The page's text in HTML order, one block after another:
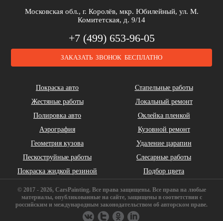
Daihatsu Dodge
Ferrari
Московская обл., г. Королёв, мкр. Юбилейный, ул. М.
Комитетская, д. 9/14
+7 (499) 653-96-05
ЗАКАЗАТЬ ЗВОНОК БЕСПЛАТНО
Покраска авто
Стапельные работы
Жестяные работы
Локальный ремонт
Полировка авто
Оклейка пленкой
Аэрография
Кузовной ремонт
Геометрия кузова
Удаление царапин
Пескоструйные работы
Слесарные работы
Покраска жидкой резиной
Подбор цвета
© 2017 - 2026, CarsPainting. Все права защищены. Все права на любые
материалы, опубликованные на сайте, защищены в соответствии с
российским и международным законодательством об авторском праве.